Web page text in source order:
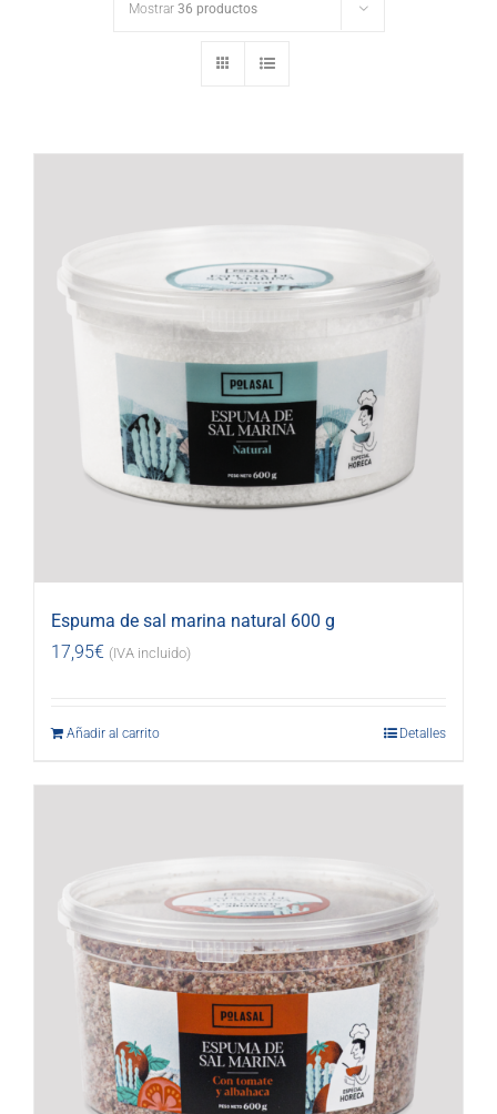
Mostrar 36 productos
Espuma de sal marina natural 600 g
17,95€ (IVA incluido)
Añadir al carrito Detalles